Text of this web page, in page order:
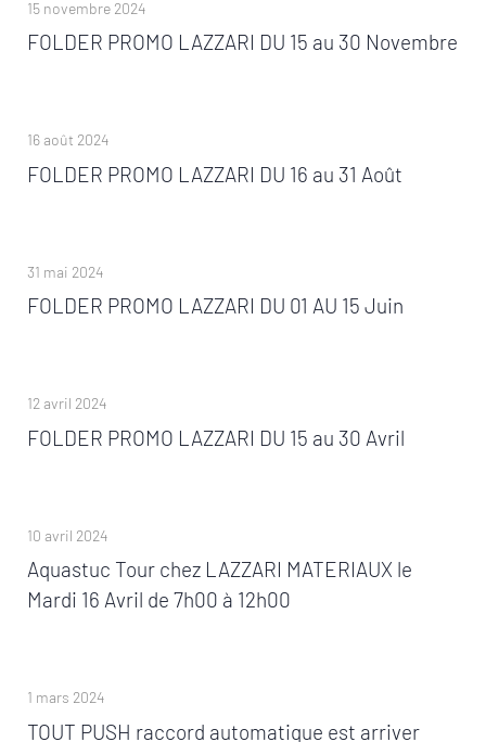
15 novembre 2024
FOLDER PROMO LAZZARI DU 15 au 30 Novembre
16 août 2024
FOLDER PROMO LAZZARI DU 16 au 31 Août
31 mai 2024
FOLDER PROMO LAZZARI DU 01 AU 15 Juin
12 avril 2024
FOLDER PROMO LAZZARI DU 15 au 30 Avril
10 avril 2024
Aquastuc Tour chez LAZZARI MATERIAUX le
Mardi 16 Avril de 7h00 à 12h00
1 mars 2024
TOUT PUSH raccord automatique est arriver